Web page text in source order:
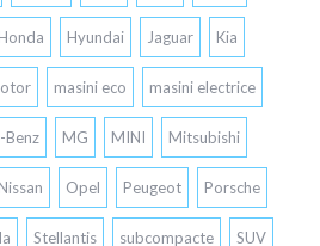
Honda Hyundai Jaguar Kia
masini eco masini electrice
Benz MG MINI Mitsubishi
Nissan Opel Peugeot Porsche
Stellantis subcompacte SUV